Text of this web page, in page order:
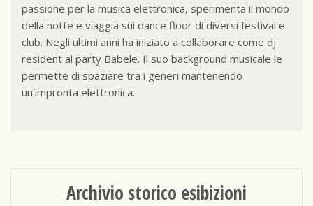
passione per la musica elettronica, sperimenta il mondo
della notte e viaggia sui dance floor di diversi festival e
club. Negli ultimi anni ha iniziato a collaborare come dj
resident al party Babele. Il suo background musicale le
permette di spaziare tra i generi mantenendo
un’impronta elettronica.
Archivio storico esibizioni